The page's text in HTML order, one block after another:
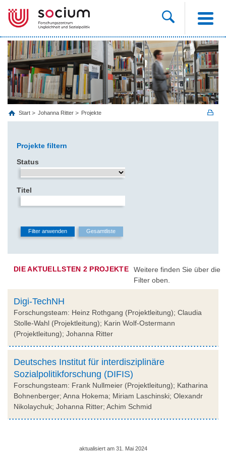
Start Johanna Ritter Projekte
Projekte filtern
Status
Titel
DIE AKTUELLSTEN 2 PROJEKTE
Weitere finden Sie über die
Filter oben.
Digi-TechNH
Forschungsteam: Heinz Rothgang (Projektleitung); Claudia
Stolle-Wahl (Projektleitung); Karin Wolf-Ostermann
(Projektleitung); Johanna Ritter
Deutsches Institut für interdisziplinäre
Sozialpolitikforschung (DIFIS)
Forschungsteam: Frank Nullmeier (Projektleitung); Katharina
Bohnenberger; Anna Hokema; Miriam Laschinski; Olexandr
Nikolaychuk; Johanna Ritter; Achim Schmid
aktualisiert am 31. Mai 2024